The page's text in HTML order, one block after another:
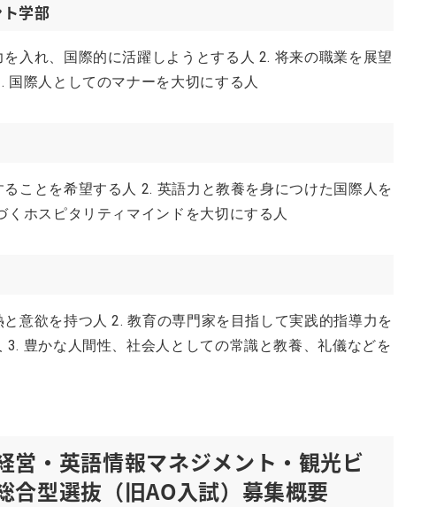
学部
入れ、国際的に活躍しようとする人 2. 将来の職業を展望
国際人としてのマナーを大切にする人
ことを希望する人 2. 英語力と教養を身につけた国際人を
くホスピタリティマインドを大切にする人
意欲を持つ人 2. 教育の専門家を目指して実践的指導力を
3. 豊かな人間性、社会人としての常識と教養、礼儀などを
営・英語情報マネジメント・観光ビ
合型選抜（旧AO入試）募集概要